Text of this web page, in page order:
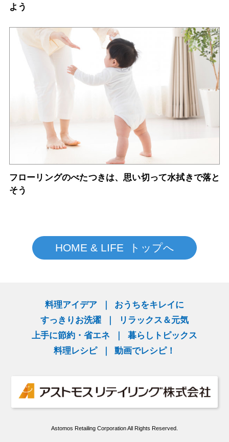
よう
フローリングのべたつきは、思い切って水拭きで落と
そう
HOME & LIFE トップへ
料理アイデア
おうちをキレイに
すっきりお洗濯
リラックス＆元気
上手に節約・省エネ
暮らしトピックス
料理レシピ
動画でレシピ！
Astomos Retailing Corporation All Rights Reserved.